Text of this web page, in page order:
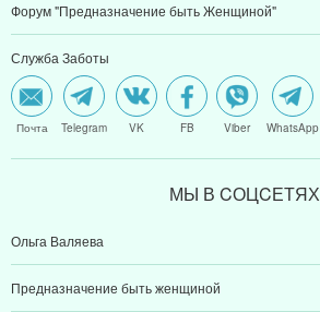
Форум "Предназначение быть Женщиной"
Служба Заботы
Почта Telegram VK FB Viber WhatsApp
МЫ В CОЦCЕТЯХ
Ольга Валяева
Предназначение быть женщиной